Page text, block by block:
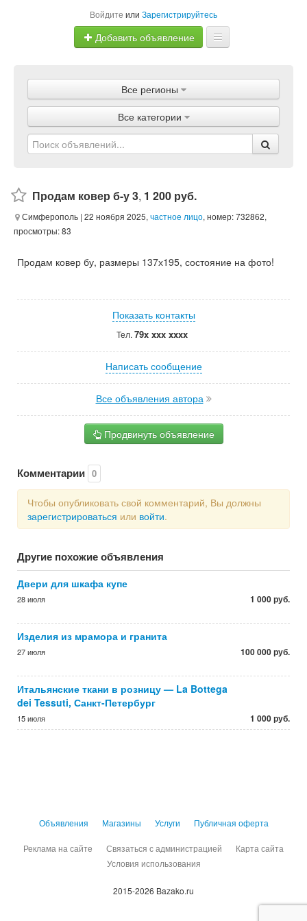
Войдите или Зарегистрируйтесь
Добавить объявление
Объявления
Магазины
Услуги
Все регионы
Все категории
Продам ковер б-у 3, 1 200 руб.
Симферополь | 22 ноября 2025, частное лицо, номер: 732862,
просмотры: 83
Продам ковер бу, размеры 137х195, состояние на фото!
Показать контакты
Тел. 79x xxx xxxx
Написать сообщение
Все объявления автора
Продвинуть объявление
Комментарии 0
Чтобы опубликовать свой комментарий, Вы должны
зарегистрироваться или войти.
Другие похожие объявления
Двери для шкафа купе
28 июля 1 000 руб.
Изделия из мрамора и гранита
27 июля 100 000 руб.
Итальянские ткани в розницу — La Bottega
dei Tessuti, Санкт-Петербург
15 июля 1 000 руб.
Объявления Магазины Услуги Публичная оферта
Реклама на сайте Связаться с администрацией
Карта сайта
Условия использования
2015-2026 Bazako.ru